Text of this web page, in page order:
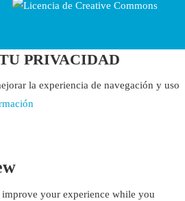
PRIVACIDAD
la experiencia de navegación y uso
your experience while you